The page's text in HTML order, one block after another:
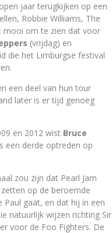
jaar terugkijken op een
Robbie Williams, The
mooi om te zien dat voor
(vrijdag) en
die het Limburgse festival
een deel van hun tour
later is er tijd genoeg
en 2012 wist Bruce
een derde optreden op
zou zijn dat Pearl Jam
op de beroemde
gaat, en dat hij in een
natuurlijk wijzen richting Sir
voor de Foo Fighters. De